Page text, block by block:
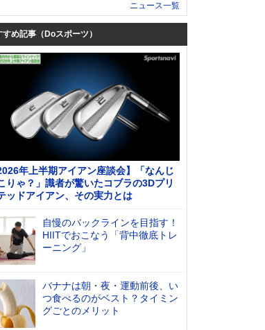
ニュース一覧
すめ記事（Doスポーツ）
2026年上半期アイアン座談会】「なんじ
りゃ？」識者が驚いたコブラの3Dプリ
ッドアイアン、その実力とは
自慢のバックラインを目指す！
HIITでおこなう「背中徹底トレ
ーニング」
バナナは朝・夜・運動前後、い
つ食べるのがベスト？タイミン
グごとのメリット